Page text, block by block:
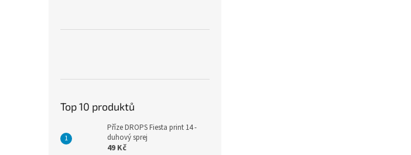
Top 10 produktů
Příze DROPS Fiesta print 14 -
duhový sprej
49 Kč